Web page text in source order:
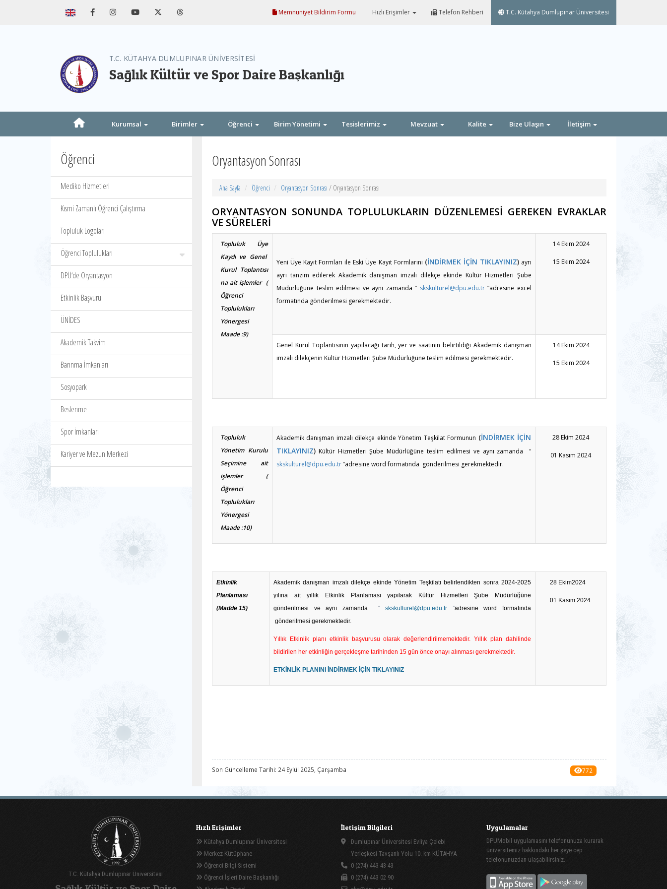
Memnuniyet Bildirim Formu Hızlı Erişimler Telefon Rehberi T.C. Kütahya Dumlupınar Üniversitesi
T.C. KÜTAHYA DUMLUPINAR ÜNİVERSİTESİ
Sağlık Kültür ve Spor Daire Başkanlığı
Kurumsal Birimler Öğrenci Birim Yönetimi Tesislerimiz Mevzuat Kalite Bize Ulaşın İletişim
Öğrenci
Mediko Hizmetleri
Kısmi Zamanlı Öğrenci Çalıştırma
Topluluk Logoları
Öğrenci Toplulukları
DPÜ‘de Oryantasyon
Etkinlik Başvuru
ÜNİDES
Akademik Takvim
Barınma İmkanları
Sosyopark
Beslenme
Spor İmkanları
Kariyer ve Mezun Merkezi
Oryantasyon Sonrası
Ana Sayfa Öğrenci Oryantasyon Sonrası / Oryantasyon Sonrası
ORYANTASYON SONUNDA TOPLULUKLARIN DÜZENLEMESİ GEREKEN EVRAKLAR
VE SÜRELERİ
Topluluk Üye
Kaydı ve Genel
Kurul Toplantısı
na ait işlemler (
Öğrenci
Toplulukları
Yönergesi
Maade :9)
Yeni Üye Kayıt Formları ile Eski Üye Kayıt Formlarını (İNDİRMEK İÇİN TIKLAYINIZ) ayrı
ayrı tanzim edilerek Akademik danışman imzalı dilekçe ekinde Kültür Hizmetleri Şube
Müdürlüğüne teslim edilmesi ve aynı zamanda “ skskulturel@dpu.edu.tr”adresine excel
formatında gönderilmesi gerekmektedir.
14 Ekim 2024
15 Ekim 2024
Genel Kurul Toplantısının yapılacağı tarih, yer ve saatinin belirtildiği Akademik danışman
imzalı dilekçenin Kültür Hizmetleri Şube Müdürlüğüne teslim edilmesi gerekmektedir.
14 Ekim 2024
15 Ekim 2024
Topluluk
Yönetim Kurulu
Seçimine ait
işlemler (
Öğrenci
Toplulukları
Yönergesi
Maade :10)
Akademik danışman imzalı dilekçe ekinde Yönetim Teşkilat Formunun (İNDİRMEK İÇİN
TIKLAYINIZ) Kültür Hizmetleri Şube Müdürlüğüne teslim edilmesi ve aynı zamanda “
skskulturel@dpu.edu.tr”adresine word formatında gönderilmesi gerekmektedir.
28 Ekim 2024
01 Kasım 2024
Etkinlik
Planlaması
(Madde 15)
Akademik danışman imzalı dilekçe ekinde Yönetim Teşkilatı belirlendikten sonra 2024-2025
yılına ait yıllık Etkinlik Planlaması yapılarak Kültür Hizmetleri Şube Müdürlüğüne
gönderilmesi ve aynı zamanda“skskulturel@dpu.edu.tr ”adresine word formatında
gönderilmesi gerekmektedir.
Yıllık Etkinlik planı etkinlik başvurusu olarak değerlendirilmemektedir. Yıllık plan dahilinde
bildirilen her etkinliğin gerçekleşme tarihinden 15 gün önce onayı alınması gerekmektedir.
ETKİNLİK PLANINI İNDİRMEK İÇİN TIKLAYINIZ
28 Ekim2024
01 Kasım 2024
Son Güncelleme Tarihi: 24 Eylül 2025, Çarşamba 772
T.C. Kütahya Dumlupınar Üniversitesi
Hızlı Erişimler
Kütahya Dumlupınar Üniversitesi
Merkez Kütüphane
Öğrenci Bilgi Sistemi
Öğrenci İşleri Daire Başkanlığı
İletişim Bilgileri
Dumlupınar Üniversitesi Evliya Çelebi
Yerleşkesi Tavşanlı Yolu 10. km KÜTAHYA
0 (274) 443 43 43
0 (274) 443 02 90
Uygulamalar
DPUMobil uygulamasını telefonunuza kurarak
üniversitemiz hakkındaki her şeye cep
telefonunuzdan ulaşabilirsiniz.